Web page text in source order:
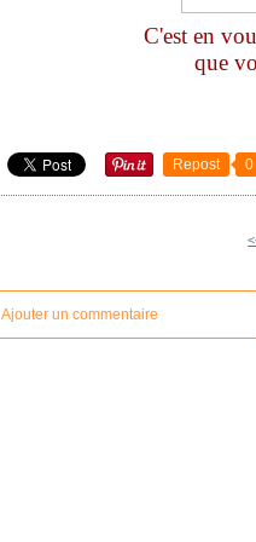
C'est en
que
Repost 0
Ajouter un commentaire